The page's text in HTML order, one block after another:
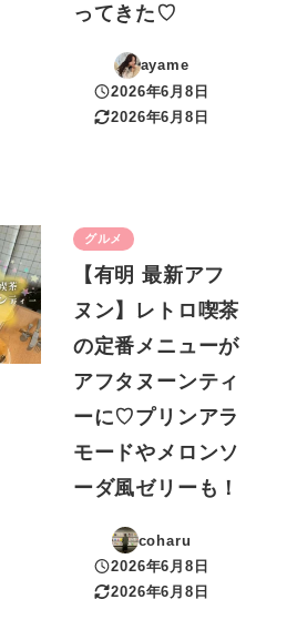
ってきた♡
ayame
投稿日
2026年6月8日
更新日
2026年6月8日
グルメ
【有明 最新アフ
ヌン】レトロ喫茶
の定番メニューが
アフタヌーンティ
ーに♡プリンアラ
モードやメロンソ
ーダ風ゼリーも！
coharu
投稿日
2026年6月8日
更新日
2026年6月8日